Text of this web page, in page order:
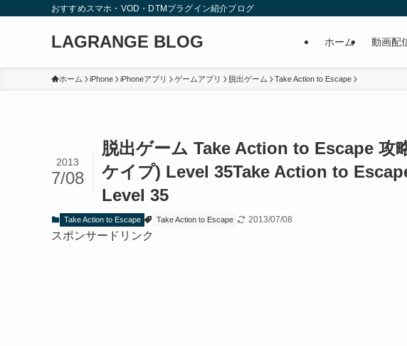
おすすめスマホ・VOD・DTMプラグイン紹介ブログ
LAGRANGE BLOG ホーム 動画配
ホーム iPhone iPhoneアプリ ゲームアプリ 脱出ゲーム Take Action to Escape
脱出ゲーム Take Action to Escape 攻
ケイプ) Level 35Take Action to
Level 35
2013
7/08
Take Action to Escape Take Action to Escape 2013/07/08
スポンサードリンク